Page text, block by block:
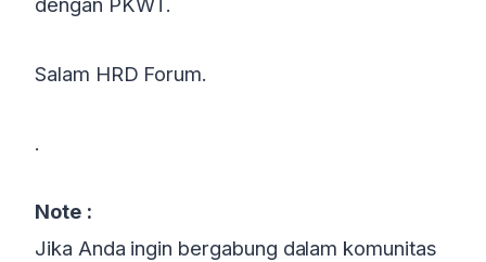
Salam HRD Forum.
.
Note :
Jika Anda ingin bergabung dalam komunitas